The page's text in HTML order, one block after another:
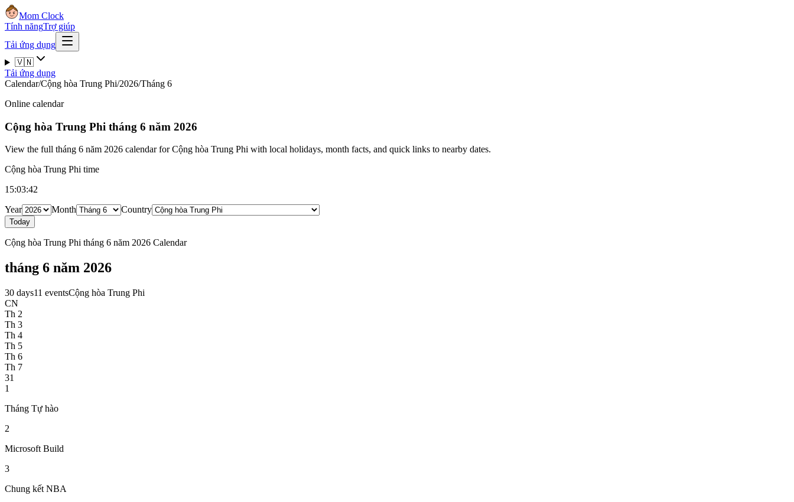
Mom Clock
Tính năngTrợ giúp
Tải ứng dụng
🇻🇳
Tải ứng dụng
Calendar/Cộng hòa Trung Phi/2026/Tháng 6
Online calendar
Cộng hòa Trung Phi tháng 6 năm 2026
View the full tháng 6 năm 2026 calendar for Cộng hòa Trung Phi with local holidays, month facts, and quick links to nearby dates.
Cộng hòa Trung Phi time
15:03:43
Year
Month Country
Today
Cộng hòa Trung Phi tháng 6 năm 2026 Calendar
tháng 6 năm 2026
30 days11 eventsCộng hòa Trung Phi
CN
Th 2
Th 3
Th 4
Th 5
Th 6
Th 7
31
1
Tháng Tự hào
2
Microsoft Build
3
Chung kết NBA